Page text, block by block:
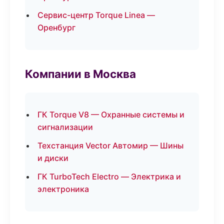
Сервис-центр Torque Linea —
Оренбург
Компании в Москва
ГК Torque V8 — Охранные системы и
сигнализации
Техстанция Vector Автомир — Шины
и диски
ГК TurboTech Electro — Электрика и
электроника